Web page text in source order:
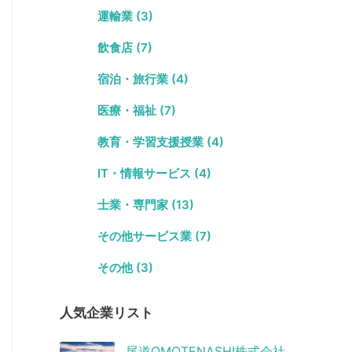
運輸業 (3)
飲食店 (7)
宿泊・旅行業 (4)
医療・福祉 (7)
教育・学習支援授業 (4)
IT・情報サービス (4)
士業・専門家 (13)
その他サービス業 (7)
その他 (3)
人気企業リスト